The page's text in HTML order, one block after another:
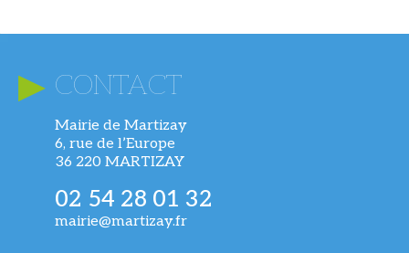
CONTACT
Mairie de Martizay
6, rue de l’Europe
36 220 MARTIZAY
02 54 28 01 32
mairie@martizay.fr